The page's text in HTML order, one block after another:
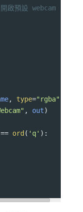
啟預設 webcam
, type="rgba"
, out)
== ord ( 'q' ):